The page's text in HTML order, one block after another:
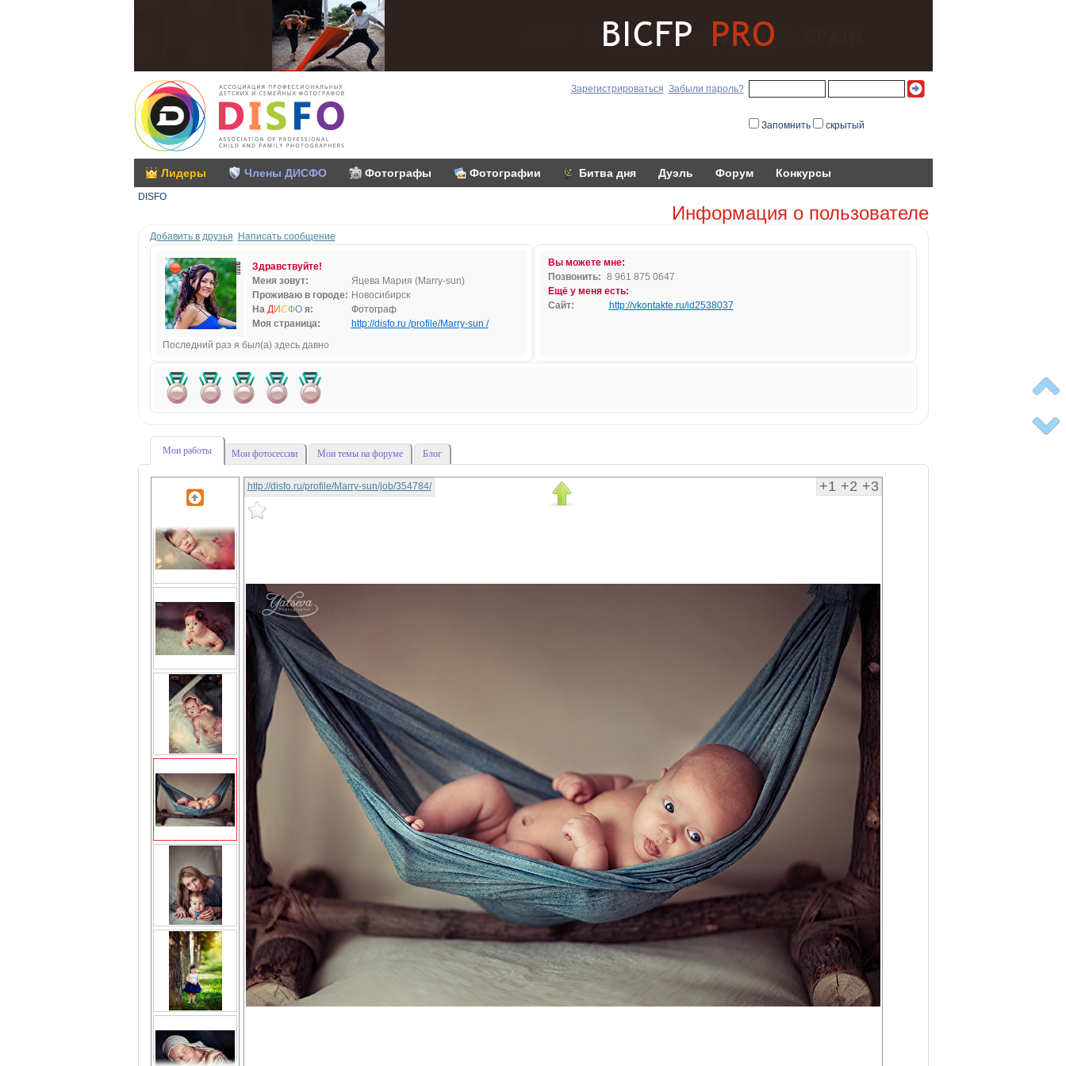
Зарегистрироваться Забыли пароль?
Запомнить скрытый
Лидеры Члены ДИСФО Фотографы Фотографии Битва дня Дуэль Форум Конкурсы
DISFO
Информация о пользователе
Добавить в друзья Написать сообщение
Здравствуйте!
Меня зовут:
Яцева Мария (Marry-sun)
Проживаю в городе: Новосибирск
На ДИСФОя:
Фотограф
Моя страница:
http://disfo.ru /profile/Marry-sun /
Последний раз я был(а) здесь давно
Вы можете мне:
Позвонить: 8 961 875 0647
Ещё у меня есть:
Сайт:
http://vkontakte.ru/id2538037
Мои работы Мои фотосессии Мои темы на форуме Блог
+1 +2 +3
http://disfo.ru/profile/Marry-sun/job/354784/